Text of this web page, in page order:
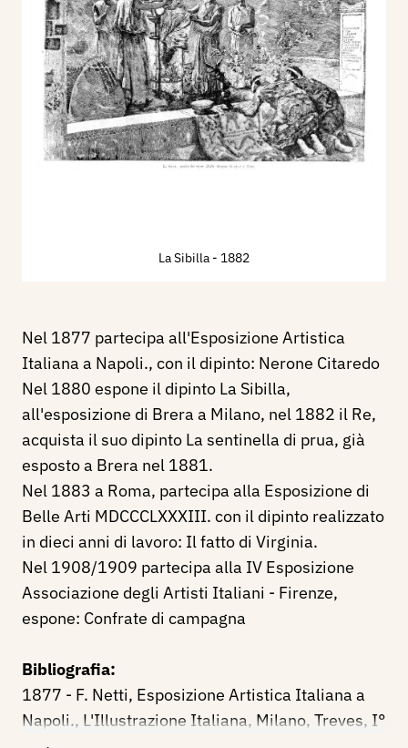
La Sibilla - 1882
Nel 1877 partecipa all'Esposizione Artistica
Italiana a Napoli., con il dipinto: Nerone Citaredo
Nel 1880 espone il dipinto La Sibilla,
all'esposizione di Brera a Milano, nel 1882 il Re,
acquista il suo dipinto La sentinella di prua, già
esposto a Brera nel 1881.
Nel 1883 a Roma, partecipa alla Esposizione di
Belle Arti MDCCCLXXXIII. con il dipinto realizzato
in dieci anni di lavoro: Il fatto di Virginia.
Nel 1908/1909 partecipa alla IV Esposizione
Associazione degli Artisti Italiani - Firenze,
espone: Confrate di campagna
Bibliografia:
1877 - F. Netti, Esposizione Artistica Italiana a
Napoli., L'Illustrazione Italiana, Milano, Treves, I°